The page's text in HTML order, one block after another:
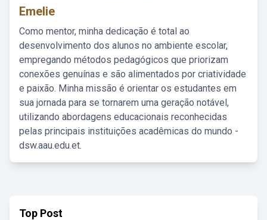
Emelie
Como mentor, minha dedicação é total ao
desenvolvimento dos alunos no ambiente escolar,
empregando métodos pedagógicos que priorizam
conexões genuínas e são alimentados por criatividade
e paixão. Minha missão é orientar os estudantes em
sua jornada para se tornarem uma geração notável,
utilizando abordagens educacionais reconhecidas
pelas principais instituições acadêmicas do mundo -
dsw.aau.edu.et.
Top Post